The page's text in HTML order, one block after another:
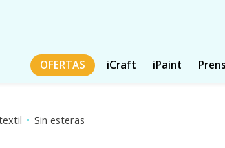
OFERTAS iCraft iPaint
• Sin esteras